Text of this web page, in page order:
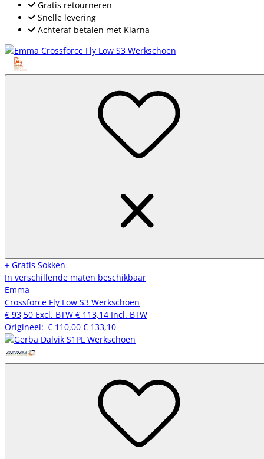
Gratis retourneren
Snelle levering
Achteraf betalen met Klarna
+ Gratis Sokken
In verschillende maten beschikbaar
Emma
Crossforce Fly Low S3 Werkschoen
€ 93,50 Excl. BTW € 113,14 Incl. BTW
Origineel: € 110,00 € 133,10